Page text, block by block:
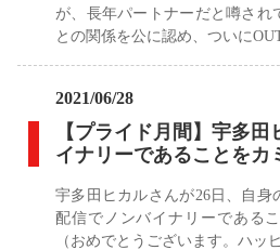
が、長年パートナーだと噂され
との関係を公に認め、ついに
2021/06/28
【プライド月間】宇多
イナリーであることをカ
宇多田ヒカルさんが26日、自身
配信でノンバイナリーである
（おめでとうございます。ハッ